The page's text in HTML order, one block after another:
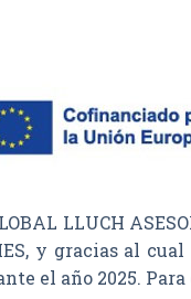
LLUCH
y gracias al
el año 2025.